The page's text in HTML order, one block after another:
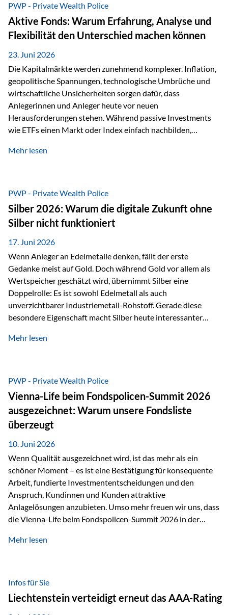
Nostalgie dar, sondern ist die modernste und strategisch
klügste Antwort auf globale Instabilität. Physische Werte
und der richtige Rechtsstandort sind heute keine bloße
Option mehr, sondern eine strategische Notwendigkeit. 1.
Der massive Aufwand hinter einem winzigen…
PWP - Private Wealth Police
Aktive Fonds: Warum Erfahrung, Analyse und
Flexibilität den Unterschied machen können
23. Juni 2026
Die Kapitalmärkte werden zunehmend komplexer. Inflation,
geopolitische Spannungen, technologische Umbrüche und
wirtschaftliche Unsicherheiten sorgen dafür, dass
Anlegerinnen und Anleger heute vor neuen
Herausforderungen stehen. Während passive Investments
wie ETFs einen Markt oder Index einfach nachbilden,
setzen auf die Expertise erfahrener Fondsmanager, die
Veränderungen geprägt ist, kann diese aktive
Herangehensweise einen entscheidenden Mehrwert bieten.
Was zeichnet aktive Fonds aus? Aktive Fonds verfolgen das
Ziel, nicht nur einen Markt abzubilden, sondern gezielt
Anlageentscheidungen zu treffen. Fondsmanager
analysieren Unternehmen,…
Mehr lesen
PWP - Private Wealth Police
Silber 2026: Warum die digitale Zukunft ohne
Silber nicht funktioniert
17. Juni 2026
Wenn Anleger an Edelmetalle denken, fällt der erste
Gedanke meist auf Gold. Doch während Gold vor allem als
Wertspeicher geschätzt wird, übernimmt Silber eine
Doppelrolle: Es ist sowohl Edelmetall als auch
unverzichtbarer Industriemetall-Rohstoff. Gerade diese
besondere Eigenschaft macht Silber heute interessanter
elektrischer – und genau dort spielt Silber eine
Leitfähigkeit aller Metalle. Diese Eigenschaft macht es für
zahlreiche Zukunftstechnologien praktisch unverzichtbar.
Silber findet sich unter anderem in: Solarmodulen
Elektrofahrzeugen Halbleitern Smartphones und Tablets…
Mehr lesen
PWP - Private Wealth Police
Vienna-Life beim Fondspolicen-Summit 2026
ausgezeichnet: Warum unsere Fondsliste
überzeugt
10. Juni 2026
Wenn Qualität ausgezeichnet wird, ist das mehr als ein
schöner Moment – es ist eine Bestätigung für konsequente
Arbeit, fundierte Investmententscheidungen und den
Anspruch, Kundinnen und Kunden attraktive
Anlagelösungen anzubieten. Umso mehr freuen wir uns, dass
die Vienna-Life beim Fondspolicen-Summit 2026 in der
dieser Ehrung ist der renommierte Fondspolicenreport der
analysiert und verglichen wurden. Das Ergebnis: Die ETF-
Auswahl der Vienna-Life zählt zu den drei besten Angeboten
am Markt. Für uns ist diese Auszeichnung eine Bestätigung
Mehr lesen
Infos für Sie
Liechtenstein verteidigt erneut das AAA-Rating